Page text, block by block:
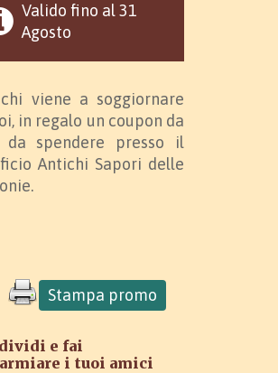
Valido fino al 31
Agosto
viene a soggiornare
in regalo un coupon da
spendere presso il
Antichi Sapori delle
Stampa promo
e fai
i tuoi amici